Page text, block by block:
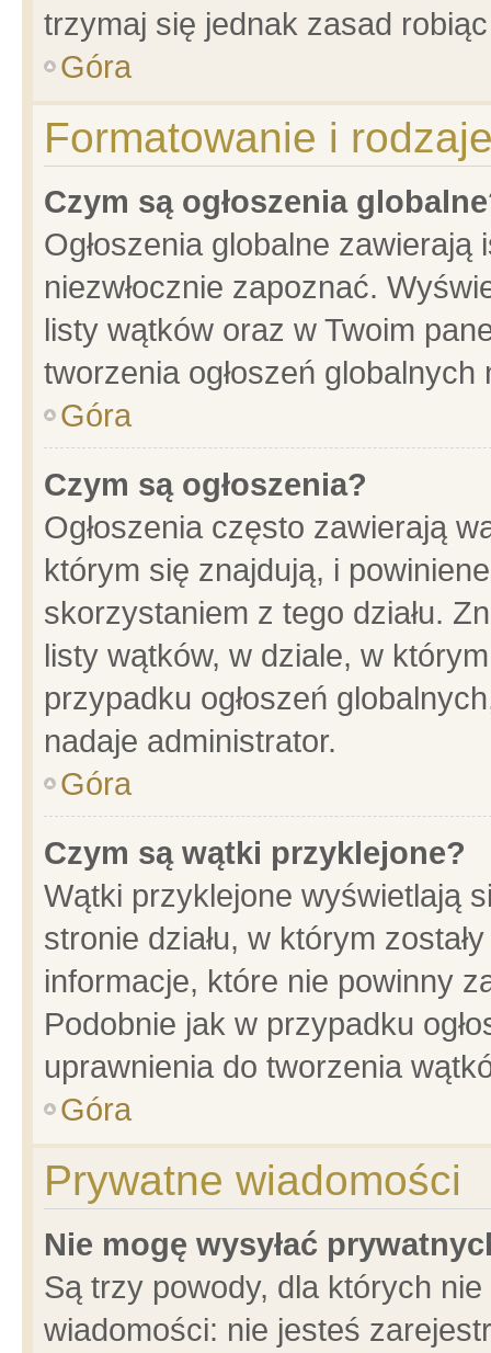
trzymaj się jednak zasad
Góra
Formatowanie i
Czym są ogłoszenia
Ogłoszenia globalne
niezwłocznie zapoznać.
listy wątków oraz w Twoim
tworzenia ogłoszeń
Góra
Czym są ogłoszenia?
Ogłoszenia często zawierają
którym się znajdują, i
skorzystaniem z tego działu.
listy wątków, w dziale, w
przypadku ogłoszeń
nadaje administrator.
Góra
Czym są wątki przyklejone?
Wątki przyklejone wyświetlają
stronie działu, w którym
informacje, które nie powinny
Podobnie jak w przypadku
uprawnienia do tworzenia
Góra
Prywatne wiadomości
Nie mogę wysyłać
Są trzy powody, dla których
wiadomości: nie jesteś